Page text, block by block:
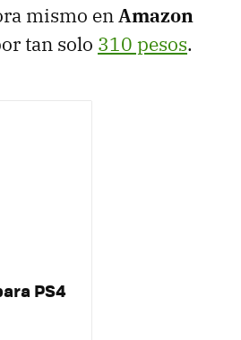
mismo enAmazon
tan solo 310 pesos.
PS4